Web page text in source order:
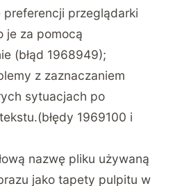
przeglądarki
je za pomocą
(błąd 1968949);
z zaznaczaniem
sytuacjach po
1969100 i
nazwę pliku używaną
jako tapety pulpitu w